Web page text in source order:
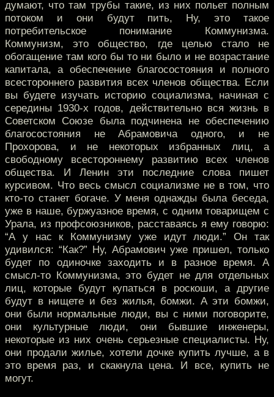
думают, что там трубы такие, из них польет полным
потоком и они будут пить, Ну, это такое
потребительское понимание Коммунизма.
Коммунизм, это общество, где целью стало не
обогащение там кого бы то ни было и не возрастание
капитала, а обеспечение благосостояния и полного
всестороннего развития всех членов общества. Если
вы будете изучать историю социализма, начиная с
середины 1930-х годов, действительно вся жизнь в
Советском Союзе была подчинена не обеспечению
благосостояния не Абрамовича одного, и не
Прохорова, и не некоторых избранных лиц, а
свободному всестороннему развитию всех членов
общества. И Ленин эти последние слова пишет
курсивом. Что весь смысл социализме не в том, что
кто-то станет богаче. У меня однажды была беседа,
уже в наше, буржуазное время, с одним товарищем с
Урала, из профсоюзников, расставаясь я ему говорю:
“А у нас к Коммунизму уже идут люди.” Он так
удивился: “Как?” Ну, Абрамович уже пришел, только
будет по одиночке заходить и в разное время. А
смысл-то Коммунизма, это будет не для отдельных
лиц, которые будут купаться в роскоши, а другие
будут в нищете и без жилья, бомжи. А эти бомжи,
они были нормальные люди, вы с ними поговорите,
они культурные люди, они бывшие инженеры,
некоторые из них очень серьезные специалисты. Ну,
они продали жилье, хотели дочке купить лучше, а в
это время раз, и скакнула цена. И все, купить не
могут.